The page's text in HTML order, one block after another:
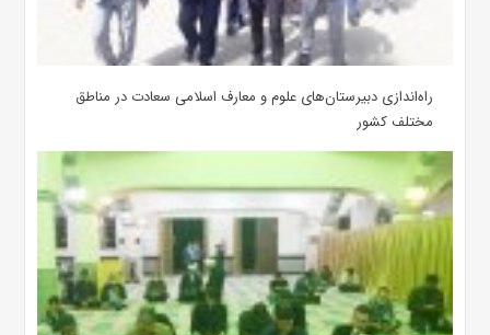
‌راه‌اندازی دبیرستان‌های علوم و معارف اسلامی سعادت در مناطق
مختلف کشور